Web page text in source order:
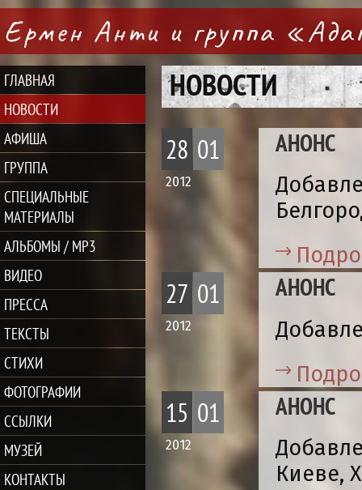
Ермен Анти и группа
ГЛАВНАЯ
НОВОСТИ
АФИША
ГРУППА
СПЕЦИАЛЬНЫЕ
МАТЕРИАЛЫ
АЛЬБОМЫ / MP3
ВИДЕО
ПРЕССА
ТЕКСТЫ
СТИХИ
ФОТОГРАФИИ
ССЫЛКИ
МУЗЕЙ
КОНТАКТЫ
НОВОСТИ
28 01
2012
АНОНС
27 01
2012
АНОНС
15 01
2012
АНОНС
Киеве,